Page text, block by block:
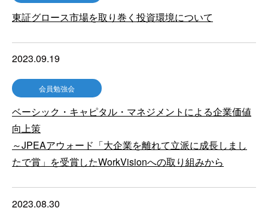
東証グロース市場を取り巻く投資環境について
2023.09.19
会員勉強会
ベーシック・キャピタル・マネジメントによる企業価値
向上策
～JPEAアウォード「大企業を離れて立派に成長しまし
たで賞」を受賞したWorkVisionへの取り組みから
2023.08.30